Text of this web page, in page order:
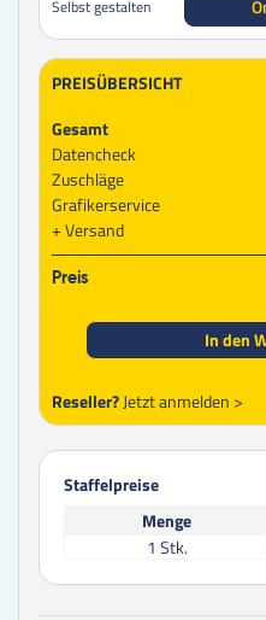
Selbst gestalten
PREISÜBERSICHT
Gesamt
Datencheck
Zuschläge
Grafikerservice
Versand
Preis
In den
Reseller?Jetzt anmelden >
Staffelpreise
Menge
1 Stk.